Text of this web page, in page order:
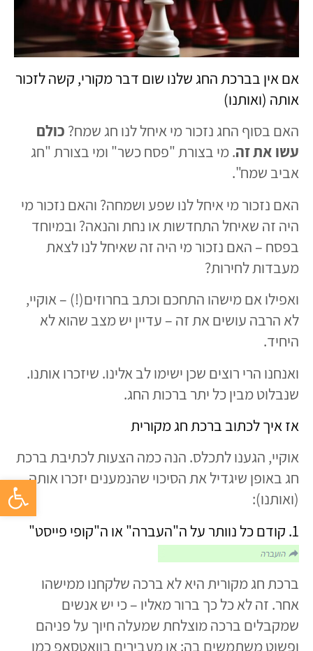
פתח
אם אין בברכת החג שלנו שום דבר מקורי, קשה לזכור
אותה (ואותנו)
האם בסוף החג נזכור מי איחל לנו חג שמח? כולם
עשו את זה. מי בצורת "פסח כשר" ומי בצורת "חג
אביב שמח".
האם נזכור מי איחל לנו שפע ושמחה? והאם נזכור מי
היה זה שאיחל התחדשות או נחת והנאה? ובמיוחד
בפסח – האם נזכור מי היה זה שאיחל לנו לצאת
מעבדות לחירות?
ואפילו אם מישהו התחכם וכתב בחרוזים(!) – אוקיי,
לא הרבה עושים את זה – עדיין יש מצב שהוא לא
היחיד.
ואנחנו הרי רוצים שכן ישימו לב אלינו. שיזכרו אותנו.
שנבלוט מבין כל יתר ברכות החג.
אז איך לכתוב ברכת חג מקורית
אוקיי, הגענו לתכלס. הנה כמה הצעות לכתיבת ברכת
חג באופן שיגדיל את הסיכוי שהנמענים יזכרו אותה
(ואותנו):
1. קודם כל נוותר על ה"העברה" או ה"קופי פייסט"
ברכת חג מקורית היא לא ברכה שלקחנו ממישהו
אחר. זה לא כל כך ברור מאליו – כי יש אנשים
שמקבלים ברכה מוצלחת שמעלה חיוך על פניהם
ופשוט משתמשים בה: או מעבירים בוואטסאפ כמו